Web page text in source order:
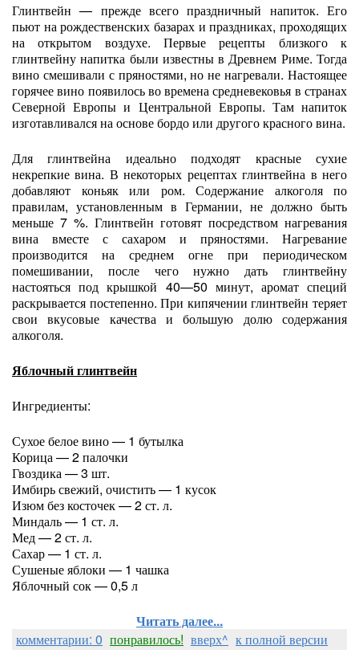
Глинтвейн — прежде всего праздничный напиток. Его
пьют на рождественских базарах и праздниках, проходящих
на открытом воздухе. Первые рецепты близкого к
глинтвейну напитка были известны в Древнем Риме. Тогда
вино смешивали с пряностями, но не нагревали. Настоящее
горячее вино появилось во времена средневековья в странах
Северной Европы и Центральной Европы. Там напиток
изготавливался на основе бордо или другого красного вина.
Для глинтвейна идеально подходят красные сухие
некрепкие вина. В некоторых рецептах глинтвейна в него
добавляют коньяк или ром. Содержание алкоголя по
правилам, установленным в Германии, не должно быть
меньше 7 %. Глинтвейн готовят посредством нагревания
вина вместе с сахаром и пряностями. Нагревание
производится на среднем огне при периодическом
помешивании, после чего нужно дать глинтвейну
настояться под крышкой 40—50 минут, аромат специй
раскрывается постепенно. При кипячении глинтвейн теряет
свои вкусовые качества и большую долю содержания
алкоголя.
Яблочный глинтвейн
Ингредиенты:
Сухое белое вино — 1 бутылка
Корица — 2 палочки
Гвоздика — 3 шт.
Имбирь свежий, очистить — 1 кусок
Изюм без косточек — 2 ст. л.
Миндаль — 1 ст. л.
Мед — 2 ст. л.
Сахар — 1 ст. л.
Сушеные яблоки — 1 чашка
Яблочный сок — 0,5 л
Читать далее...
комментарии: 0 понравилось! вверх^ к полной версии